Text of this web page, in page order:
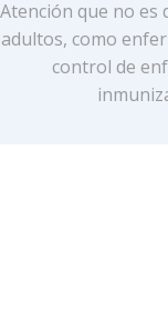
Atención que no es
adultos, como
control de